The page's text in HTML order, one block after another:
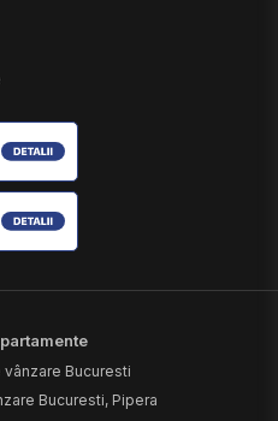
Bucuresti
Bucuresti, Pipera